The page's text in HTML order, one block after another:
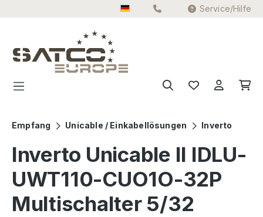
Zum Hauptinhalt springen Service/Hilfe
Empfang Unicable / Einkabellösungen Inverto
Inverto Unicable II IDLU-
UWT110-CUO1O-32P
Multischalter 5/32